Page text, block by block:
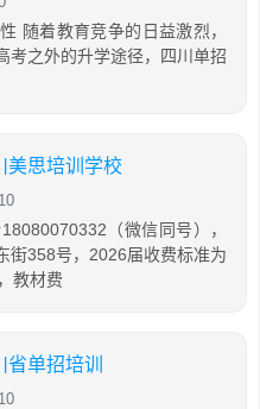
随着教育竞争的日益激烈，
考之外的升学途径，四川单招
美思培训学校
（微信同号），
街358号，2026届收费标准为
教材费
单招培训